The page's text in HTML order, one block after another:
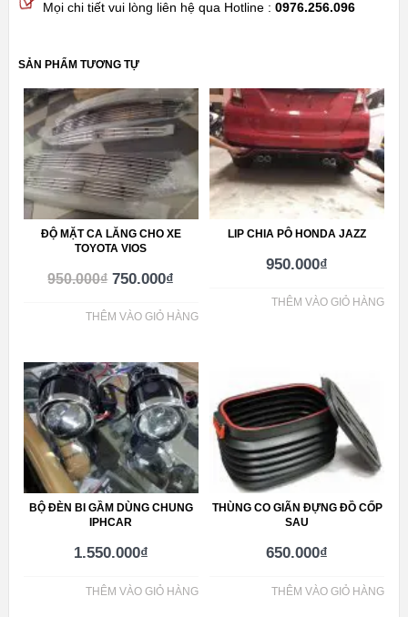
Mọi chi tiết vui lòng liên hệ qua Hotline : 0976.256.096
SẢN PHẨM TƯƠNG TỰ
ĐỘ MẶT CA LĂNG CHO XE
TOYOTA VIOS
950.000₫ 750.000₫
THÊM VÀO GIỎ HÀNG
LIP CHIA PÔ HONDA JAZZ
950.000₫
THÊM VÀO GIỎ HÀNG
BỘ ĐÈN BI GẦM DÙNG CHUNG
IPHCAR
1.550.000₫
THÊM VÀO GIỎ HÀNG
THÙNG CO GIÃN ĐỰNG ĐỒ CỐP
SAU
650.000₫
THÊM VÀO GIỎ HÀNG